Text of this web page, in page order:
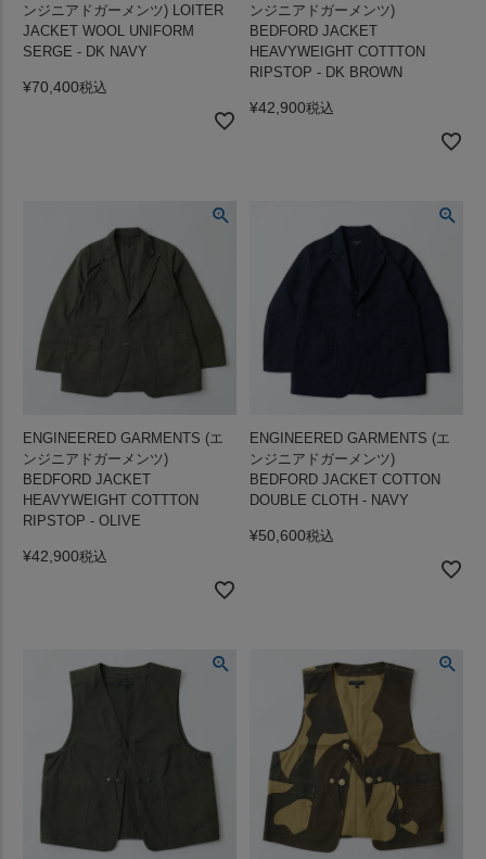
ンジニアドガーメンツ) LOITER
JACKET WOOL UNIFORM
SERGE - DK NAVY
¥70,400税込
ンジニアドガーメンツ)
BEDFORD JACKET
HEAVYWEIGHT COTTTON
RIPSTOP - DK BROWN
¥42,900税込
ENGINEERED GARMENTS (エ
ンジニアドガーメンツ)
BEDFORD JACKET
HEAVYWEIGHT COTTTON
RIPSTOP - OLIVE
¥42,900税込
ENGINEERED GARMENTS (エ
ンジニアドガーメンツ)
BEDFORD JACKET COTTON
DOUBLE CLOTH - NAVY
¥50,600税込